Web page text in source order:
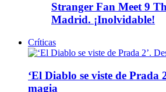
Stranger Fan Meet 9
Madrid. ¡Inolvidable!
Críticas
‘El Diablo se viste de Prada
magia